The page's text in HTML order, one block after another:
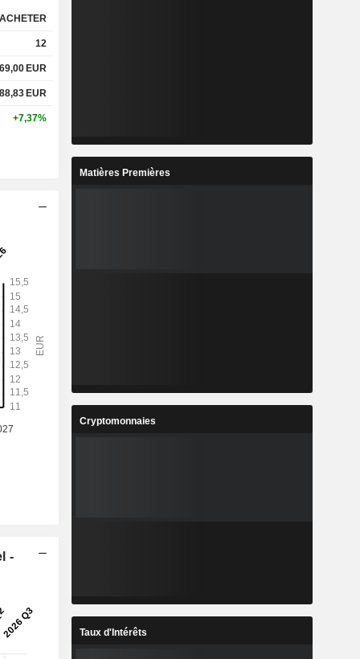
ACHETER
12
EUR
EUR
+7,37%
-
Matières Premières
Cryptomonnaies
Taux d'Intérêts